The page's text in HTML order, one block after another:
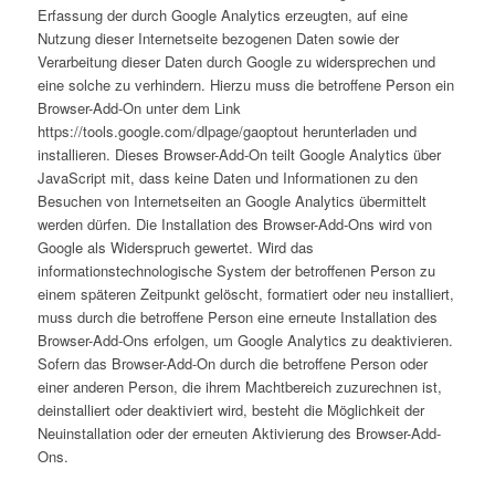
Erfassung der durch Google Analytics erzeugten, auf eine
Nutzung dieser Internetseite bezogenen Daten sowie der
Verarbeitung dieser Daten durch Google zu widersprechen und
eine solche zu verhindern. Hierzu muss die betroffene Person ein
Browser-Add-On unter dem Link
https://tools.google.com/dlpage/gaoptout herunterladen und
installieren. Dieses Browser-Add-On teilt Google Analytics über
JavaScript mit, dass keine Daten und Informationen zu den
Besuchen von Internetseiten an Google Analytics übermittelt
werden dürfen. Die Installation des Browser-Add-Ons wird von
Google als Widerspruch gewertet. Wird das
informationstechnologische System der betroffenen Person zu
einem späteren Zeitpunkt gelöscht, formatiert oder neu installiert,
muss durch die betroffene Person eine erneute Installation des
Browser-Add-Ons erfolgen, um Google Analytics zu deaktivieren.
Sofern das Browser-Add-On durch die betroffene Person oder
einer anderen Person, die ihrem Machtbereich zuzurechnen ist,
deinstalliert oder deaktiviert wird, besteht die Möglichkeit der
Neuinstallation oder der erneuten Aktivierung des Browser-Add-
Ons.